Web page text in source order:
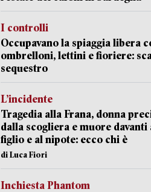
I controlli
Occupavano la spiaggia libera
ombrelloni, lettini e fioriere:
sequestro
L’incidente
Tragedia alla Frana, donna
dalla scogliera e muore davanti
figlio e al nipote: ecco chi è
di Luca Fiori
Inchiesta Phantom